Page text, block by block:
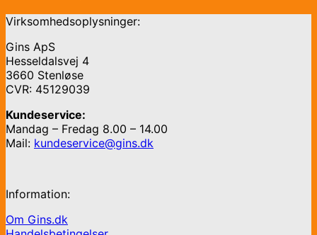
Virksomhedsoplysninger:
Gins ApS
Hesseldalsvej 4
3660 Stenløse
CVR: 45129039
Kundeservice:
Mandag – Fredag 8.00 – 14.00
Mail: kundeservice@gins.dk
Information:
Om Gins.dk